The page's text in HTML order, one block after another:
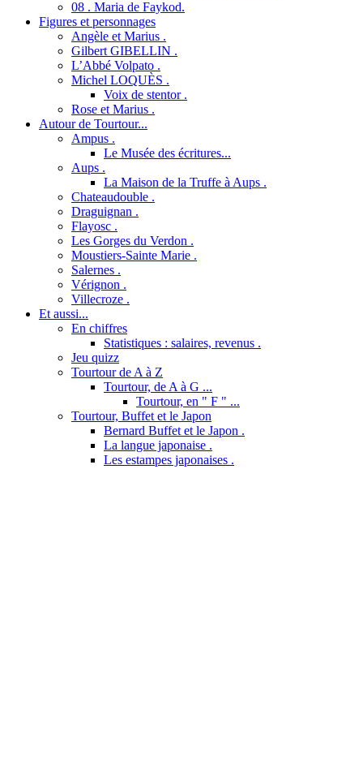
08 . Maria de Faykod.
Figures et personnages
Angèle et Marius .
Gilbert GIBELLIN .
L’Abbé Volpato .
Michel LOQUÈS .
Voix de stentor .
Rose et Marius .
Autour de Tourtour...
Ampus .
Le Musée des écritures...
Aups .
La Maison de la Truffe à Aups .
Chateaudouble .
Draguignan .
Flayosc .
Les Gorges du Verdon .
Moustiers-Sainte Marie .
Salernes .
Vérignon .
Villecroze .
Et aussi...
En chiffres
Statistiques : salaires, revenus .
Jeu quizz
Tourtour de A à Z
Tourtour, de A à G ...
Tourtour, en " F " ...
Tourtour, Buffet et le Japon
Bernard Buffet et le Japon .
La langue japonaise .
Les estampes japonaises .